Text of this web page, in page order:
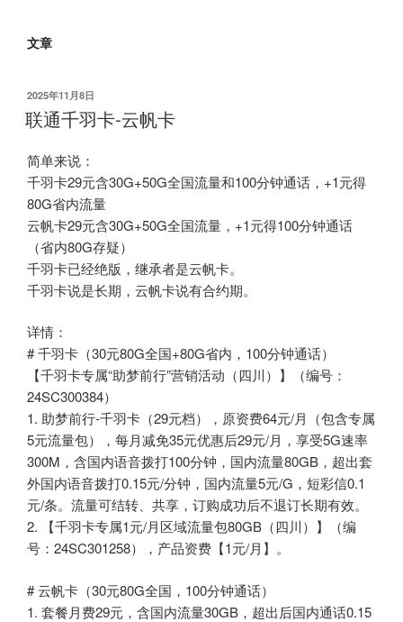
文章
发
布
于
2025年11月8日
联通千羽卡-云帆卡
简单来说：
千羽卡29元含30G+50G全国流量和100分钟通话，+1元得
80G省内流量
云帆卡29元含30G+50G全国流量，+1元得100分钟通话
（省内80G存疑）
千羽卡已经绝版，继承者是云帆卡。
千羽卡说是长期，云帆卡说有合约期。
详情：
# 千羽卡（30元80G全国+80G省内，100分钟通话）
【千羽卡专属“助梦前行”营销活动（四川）】（编号：
24SC300384）
1. 助梦前行-千羽卡（29元档），原资费64元/月（包含专属
5元流量包），每月减免35元优惠后29元/月，享受5G速率
300M，含国内语音拨打100分钟，国内流量80GB，超出套
外国内语音拨打0.15元/分钟，国内流量5元/G，短彩信0.1
元/条。流量可结转、共享，订购成功后不退订长期有效。
2. 【千羽卡专属1元/月区域流量包80GB（四川）】（编
号：24SC301258），产品资费【1元/月】。
# 云帆卡（30元80G全国，100分钟通话）
1. 套餐月费29元，含国内流量30GB，超出后国内通话0.15